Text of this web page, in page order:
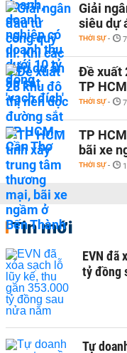
Giải
siêu dự
THỜI SỰ -
Đề xuất
TP
THỜI SỰ -
TP
bãi xe
THỜI SỰ -
Tin mới
EVN đã
tỷ đồng
Tự